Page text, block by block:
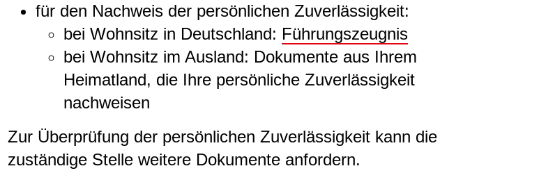
für den Nachweis der persönlichen Zuverlässigkeit:
bei Wohnsitz in Deutschland: Führungszeugnis
bei Wohnsitz im Ausland: Dokumente aus Ihrem
Heimatland, die Ihre persönliche Zuverlässigkeit
nachweisen
Zur Überprüfung der persönlichen Zuverlässigkeit kann die
zuständige Stelle weitere Dokumente anfordern.